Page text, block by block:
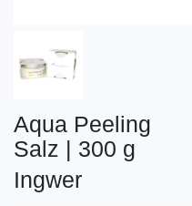
Aqua Peeling
Salz | 300 g
Ingwer